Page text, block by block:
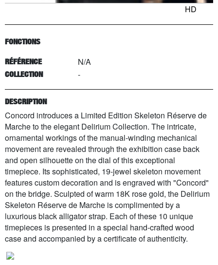
HD
FONCTIONS
RÉFÉRENCE N/A
COLLECTION -
DESCRIPTION
Concord introduces a Limited Edition Skeleton Réserve de
Marche to the elegant Delirium Collection. The intricate,
ornamental workings of the manual-winding mechanical
movement are revealed through the exhibition case back
and open silhouette on the dial of this exceptional
timepiece. Its sophisticated, 19-jewel skeleton movement
features custom decoration and is engraved with "Concord"
on the bridge. Sculpted of warm 18K rose gold, the Delirium
Skeleton Réserve de Marche is complimented by a
luxurious black alligator strap. Each of these 10 unique
timepieces is presented in a special hand-crafted wood
case and accompanied by a certificate of authenticity.